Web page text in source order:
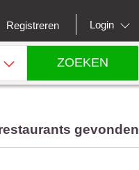
Registreren Login
ZOEKEN
gevonden